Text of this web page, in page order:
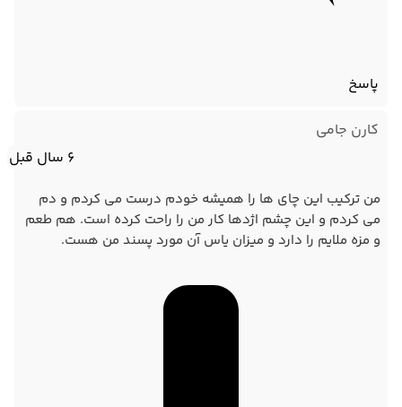
پاسخ
کارن جامی
6 سال قبل
من ترکیب این چای ها را همیشه خودم درست می کردم و دم
می کردم و این چشم اژدها کار من را راحت کرده است. هم طعم
و مزه ملایم را دارد و میزان یاس آن مورد پسند من هست.